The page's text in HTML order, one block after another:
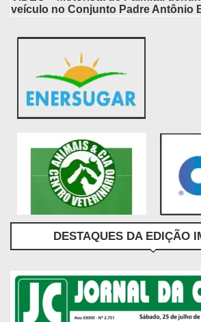
veículo no Conjunto Padre Antônio
DESTAQUES DA EDIÇÃO